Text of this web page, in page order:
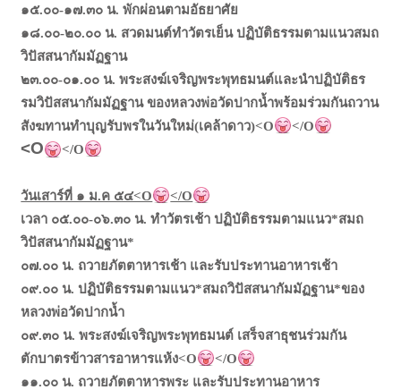
๑๕.๐๐-๑๗.๓๐ น. พักผ่อนตามอัธยาศัย
๑๘.๐๐-๒๐.๐๐ น. สวดมนต์ทำวัตรเย็น ปฏิบัติธรรมตามแนวสมถ
วิปัสสนากัมมัฏฐาน
๒๓.๐๐-๐๑.๐๐ น. พระสงฆ์เจริญพระพุทธมนต์และนำปฏิบัติธร
รมวิปัสสนากัมมัฏฐาน ของหลวงพ่อวัดปากน้ำพร้อมร่วมกันถวาน
สังฆทานทำบุญรับพรในวันใหม่(เคล้าดาว)<O
</O
<O </O
วันเสาร์ที่ ๑ ม.ค ๕๔<O
</O
เวลา ๐๕.๐๐-๐๖.๓๐ น. ทำวัตรเช้า ปฏิบัติธรรมตามแนว*สมถ
วิปัสสนากัมมัฏฐาน*
๐๗.๐๐ น. ถวายภัตตาหารเช้า และรับประทานอาหารเช้า
๐๙.๐๐ น. ปฏิบัติธรรมตามแนว*สมถวิปัสสนากัมมัฏฐาน*ของ
หลวงพ่อวัดปากน้ำ
๐๙.๓๐ น. พระสงฆ์เจริญพระพุทธมนต์ เสร็จสาธุชนร่วมกัน
ตักบาตรข้าวสารอาหารแห้ง<O
</O
๑๑.๐๐ น. ถวายภัตตาหารพระ และรับประทานอาหาร